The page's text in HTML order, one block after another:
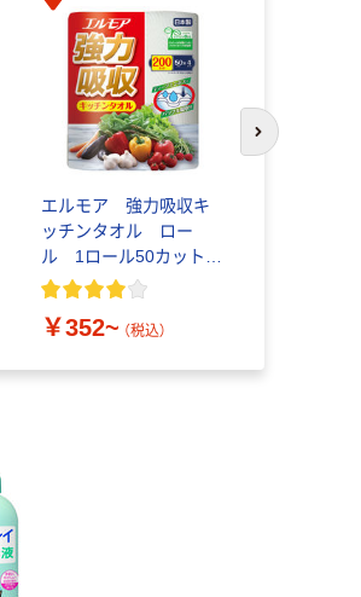
エルモア 強力吸収キ
ッチンタオル ロー
ル 1ロール50カット
カミ商事 キッチンペ
￥352~ （税込）
次のスライド